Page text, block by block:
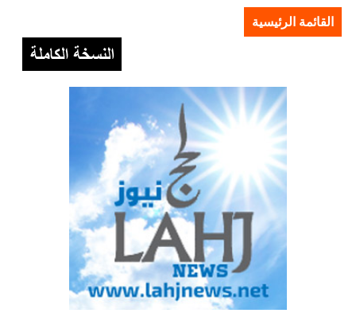
القائمة الرئيسية